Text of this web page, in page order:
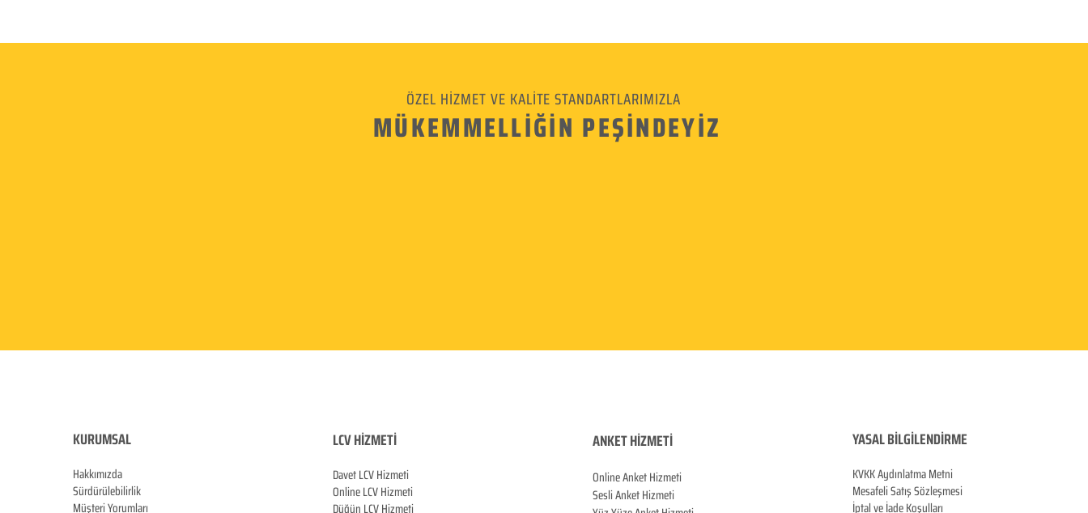
ÖZEL HİZMET VE KALİTE STANDARTLARIMIZLA
MÜKEMMELLİĞİN PEŞİNDEYİZ
KURUMSAL
Hakkımızda
Sürdürülebilirlik
Müşteri Yorumları
LCV HİZMETİ
Davet LCV Hizmeti
Online LCV Hizmeti
ANKET HİZMETİ
Online Anket Hizmeti
Sesli Anket Hizmeti
YASAL BİLGİLENDİRME
KVKK AydınlatmaMetni
Mesafeli Satış Sözleşmesi
İptal ve İade Koşulları